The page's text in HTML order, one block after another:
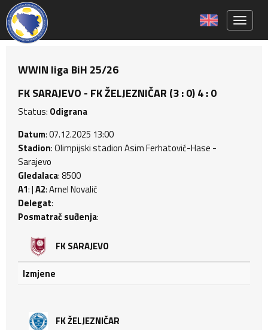
WWIN liga BiH 25/26
FK SARAJEVO - FK ŽELJEZNIČAR (3 : 0) 4 : 0
Status: Odigrana
Datum: 07.12.2025 13:00
Stadion: Olimpijski stadion Asim Ferhatović-Hase -
Sarajevo
Gledalaca: 8500
A1: |A2: Arnel Novalić
Delegat:
Posmatrač suđenja:
FK SARAJEVO
Izmjene
FK ŽELJEZNIČAR